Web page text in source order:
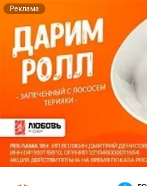
Реклама